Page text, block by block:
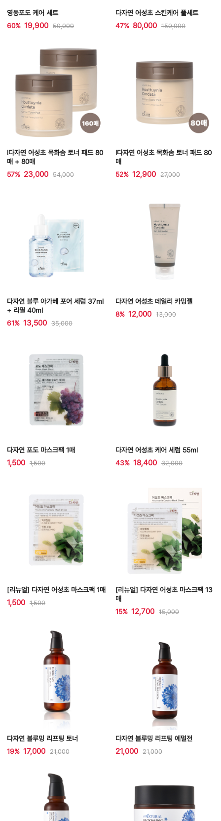
영동포도 케어 세트
60% 19,900 50,000
다자연 어성초 스킨케어 풀세트
47% 80,000 150,000
l다자연 어성초 목화솜 토너 패드 80
매 + 80매
57% 23,000 54,000
l다자연 어성초 목화솜 토너 패드 80
매
52% 12,900 27,000
다자연 블루 아가베 포어 세럼 37ml
+ 리필 40ml
61% 13,500 35,000
다자연 어성초 데일리 카밍젤
8% 12,000 13,000
다자연 포도 마스크팩 1매
1,500 1,500
다자연 어성초 케어 세럼 55ml
43% 18,400 32,000
[리뉴얼] 다자연 어성초 마스크팩 1매
1,500 1,500
[리뉴얼] 다자연 어성초 마스크팩 13
매
15% 12,700 15,000
다자연 블루밍 리프팅 토너
19% 17,000 21,000
다자연 블루밍 리프팅 에멀전
21,000 21,000